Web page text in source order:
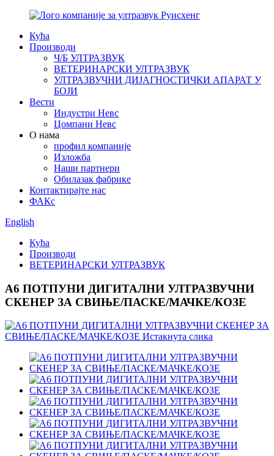
Кућа
Производи
Ч/Б УЛТРАЗВУК
ВЕТЕРИНАРСКИ УЛТРАЗВУК
УЛТРАЗВУЧНИ ДИЈАГНОСТИЧКИ АПАРАТ У
БОЈИ
Вести
Индустри Невс
Цомпани Невс
О нама
профил компаније
Изложба
Наши партнери
Обилазак фабрике
Контактирајте нас
ФАКс
English
Кућа
Производи
ВЕТЕРИНАРСКИ УЛТРАЗВУК
А6 ПОТПУНИ ДИГИТАЛНИ УЛТРАЗВУЧНИ
СКЕНЕР ЗА СВИЊЕ/ПАСКЕ/МАЧКЕ/КОЗЕ